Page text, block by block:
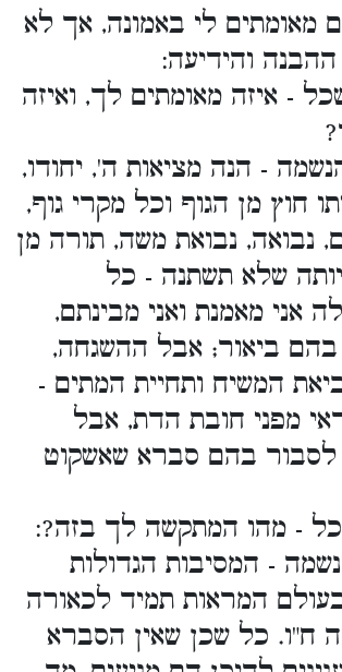
מאומתים לי באמונה, אך לא
והידיעה:
- איזה מאומתים לך, ואיזה
- הנה מציאות ה', יחודו,
חוץ מן הגוף וכל מקרי גוף,
נבואה, נבואת משה, תורה מן
שלא תשתנה - כל
אני מאמנת ואני מבינתם,
בהם ביאור; אבל ההשגחה,
המשיח ותחיית המתים -
מפני חובת הדת, אבל
לסבור בהם סברא שאשקוט
- מהו המתקשה לך בזה?:
- המסיבות הגדולות
המראות תמיד לכאורה
ח"ו. כל שכן שאין הסברא